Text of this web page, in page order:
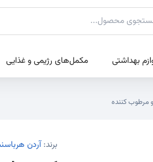
بهداشتی مکمل‌های رژیمی و غذایی
مرطوب کننده
برند: آردن